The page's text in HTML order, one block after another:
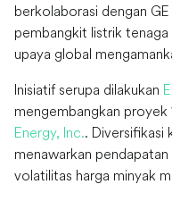
berkolaborasi dengan
pembangkit listrik tenaga
upaya global
Inisiatif serupa dilakukan
mengembangkan
Energy, Inc.. Diversifikasi
menawarkan
volatilitas harga minyak